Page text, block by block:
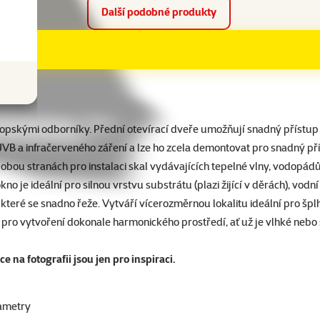
Další podobné produkty
odborníky. Přední otevírací dveře umožňují snadný
a infračerveného záření a lze ho zcela demontovat pro snadný
stranách pro instalaci skal vydávajících tepelné vlny,
je ideální pro silnou vrstvu substrátu (plazi žijící v děrách),
se snadno řeže. Vytváří vícerozměrnou lokalitu ideální pro
vytvoření dokonale harmonického prostředí, ať už je vlhké nebo
na fotografii jsou jen pro inspiraci.